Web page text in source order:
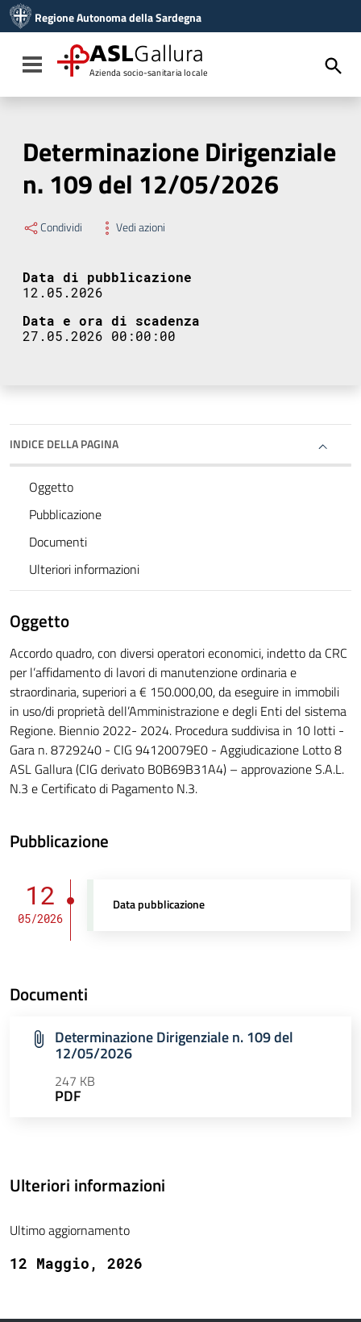
Vai al menu di navigazione
Vai al footer
Regione Autonoma della Sardegna
Toggle navigation
ASLGallura
Azienda socio-sanitaria locale
Determinazione Dirigenziale
n. 109 del 12/05/2026
Condividi Vedi azioni
Data di pubblicazione
12.05.2026
Data e ora di scadenza
27.05.2026 00:00:00
INDICE DELLA PAGINA
Oggetto
Pubblicazione
Documenti
Ulteriori informazioni
Oggetto
Accordo quadro, con diversi operatori economici, indetto da CRC
per l’affidamento di lavori di manutenzione ordinaria e
straordinaria, superiori a € 150.000,00, da eseguire in immobili
in uso/di proprietà dell’Amministrazione e degli Enti del sistema
Regione. Biennio 2022- 2024. Procedura suddivisa in 10 lotti -
Gara n. 8729240 - CIG 94120079E0 - Aggiudicazione Lotto 8
ASL Gallura (CIG derivato B0B69B31A4) – approvazione S.A.L.
N.3 e Certificato di Pagamento N.3.
Pubblicazione
12
05/2026
Data pubblicazione
Documenti
Determinazione Dirigenziale n. 109 del
12/05/2026
247 KB
PDF
Ulteriori informazioni
Ultimo aggiornamento
12 Maggio, 2026